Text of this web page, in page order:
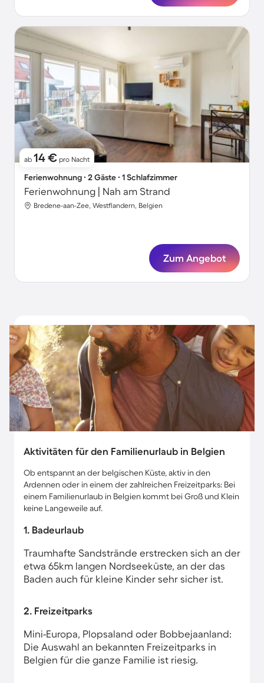
ab 14 € pro Nacht
Ferienwohnung ∙ 2 Gäste ∙ 1 Schlafzimmer
Ferienwohnung | Nah am Strand
Bredene-aan-Zee, Westflandern, Belgien
Zum Angebot
Aktivitäten für den Familienurlaub in Belgien
Ob entspannt an der belgischen Küste, aktiv in den
Ardennen oder in einem der zahlreichen Freizeitparks: Bei
einem Familienurlaub in Belgien kommt bei Groß und Klein
keine Langeweile auf.
1. Badeurlaub
Traumhafte Sandstrände erstrecken sich an der
etwa 65km langen Nordseeküste, an der das
Baden auch für kleine Kinder sehr sicher ist.
2. Freizeitparks
Mini-Europa, Plopsaland oder Bobbejaanland:
Die Auswahl an bekannten Freizeitparks in
Belgien für die ganze Familie ist riesig.